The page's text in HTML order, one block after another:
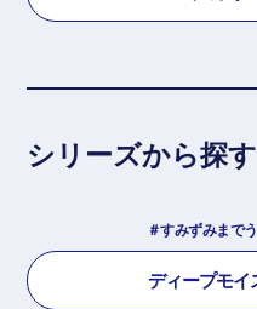
シリーズから探す
＃すみずみまで
ディープモイ